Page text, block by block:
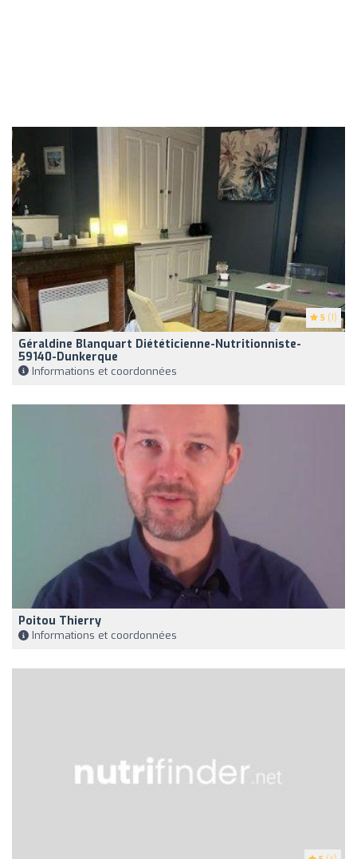
5 (1)
Géraldine Blanquart Diététicienne-Nutritionniste-
59140-Dunkerque
Informations et coordonnées
Poitou Thierry
Informations et coordonnées